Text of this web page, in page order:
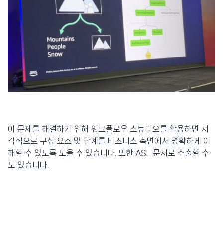
이 문제를 해결하기 위해 워크플로우 스튜디오를 활용하면 시
각적으로 구성 요소 및 단계를 비즈니스 측면에서 명확하게 이
해할 수 있도록 도울 수 있습니다. 또한 ASL 문서로 추출할 수
도 있습니다.